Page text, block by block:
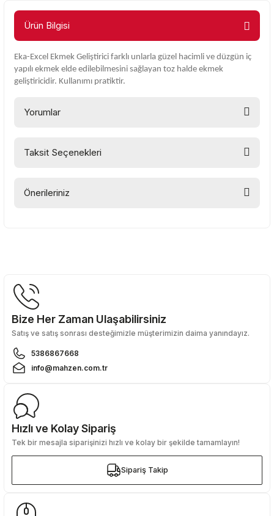
Ürün Bilgisi
Eka-Excel Ekmek Geliştirici farklı unlarla güzel hacimli ve düzgün iç
yapılı ekmek elde edilebilmesini sağlayan toz halde ekmek
geliştiricidir. Kullanımı pratiktir.
Yorumlar
Taksit Seçenekleri
Önerileriniz
Ürün resmi kalitesiz, bozuk veya görüntülenemiyor.
Ürün açıklamasında eksik bilgiler bulunuyor.
Ürün bilgilerinde hatalar bulunuyor.
Bu ürüne benzer farklı alternatifler olmalı.
Gönder
Bize Her Zaman Ulaşabilirsiniz
Satış ve satış sonrası desteğimizle müşterimizin daima yanındayız.
5386867668
info@mahzen.com.tr
Hızlı ve Kolay Sipariş
Tek bir mesajla siparişinizi hızlı ve kolay bir şekilde tamamlayın!
Sipariş Takip
Sipariş Takip